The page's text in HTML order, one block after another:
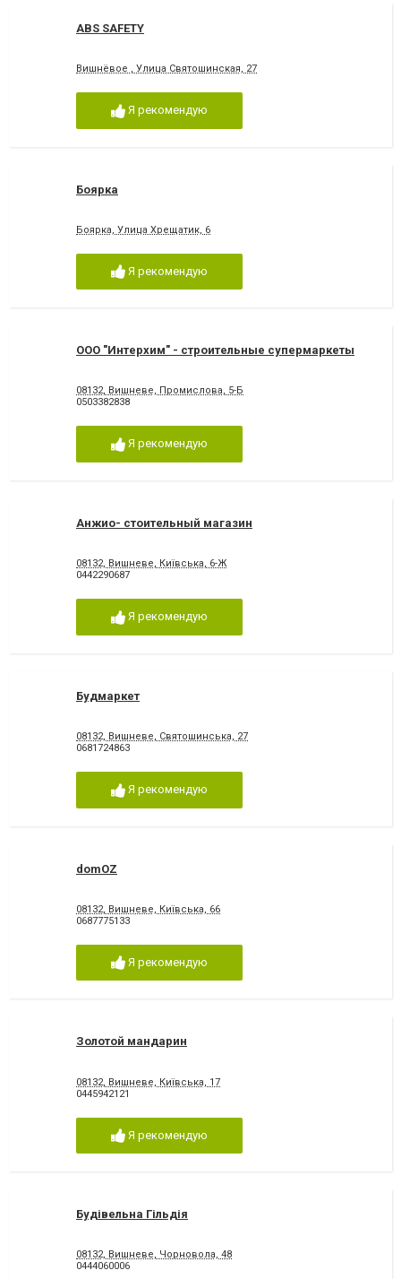
ABS SAFETY
Вишнёвое , Улица Святошинская, 27
Я рекомендую
Боярка
Боярка, Улица Хрещатик, 6
Я рекомендую
ООО "Интерхим" - строительные супермаркеты
08132, Вишневе, Промислова, 5-Б
0503382838
Я рекомендую
Анжио- стоительный магазин
08132, Вишневе, Київська, 6-Ж
0442290687
Я рекомендую
Будмаркет
08132, Вишневе, Святошинська, 27
0681724863
Я рекомендую
domOZ
08132, Вишневе, Київська, 66
0687775133
Я рекомендую
Золотой мандарин
08132, Вишневе, Київська, 17
0445942121
Я рекомендую
Будівельна Гільдія
08132, Вишневе, Чорновола, 48
0444060006